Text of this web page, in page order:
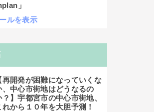
」
ルを表示
再開発が困難になっていくな
、中心市街地はどうなるの
？】宇都宮市の中心市街地、
れから１０年を大胆予測！